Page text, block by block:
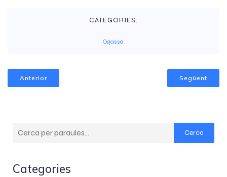
CATEGORIES:
Ogassa
Anterior Següent
Cerca
Categories